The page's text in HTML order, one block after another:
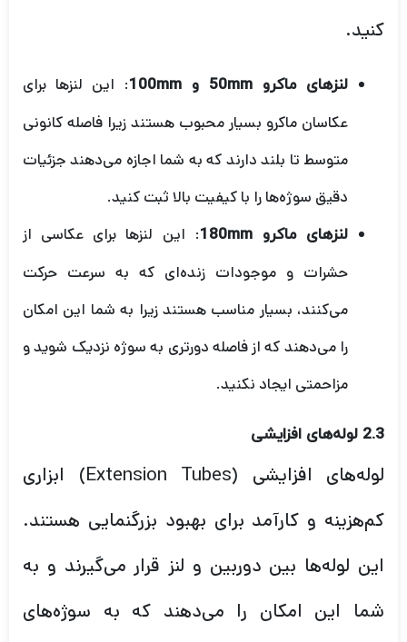
کنید.
لنزهای ماکرو 50mm و 100mm
: این لنزها برای
عکاسان ماکرو بسیار محبوب هستند زیرا فاصله کانونی
متوسط تا بلند دارند که به شما اجازه می‌دهند جزئیات
دقیق سوژه‌ها را با کیفیت بالا ثبت کنید.
لنزهای ماکرو 180mm
: این لنزها برای عکاسی از
حشرات و موجودات زنده‌ای که به سرعت حرکت
می‌کنند، بسیار مناسب هستند زیرا به شما این امکان
را می‌دهند که از فاصله دورتری به سوژه نزدیک شوید و
مزاحمتی ایجاد نکنید.
2.3 لوله‌های افزایشی
لوله‌های افزایشی (Extension Tubes) ابزاری
کم‌هزینه و کارآمد برای بهبود بزرگنمایی هستند.
این لوله‌ها بین دوربین و لنز قرار می‌گیرند و به
شما این امکان را می‌دهند که به سوژه‌های